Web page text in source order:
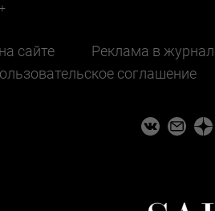
сайте Реклама в
соглашение